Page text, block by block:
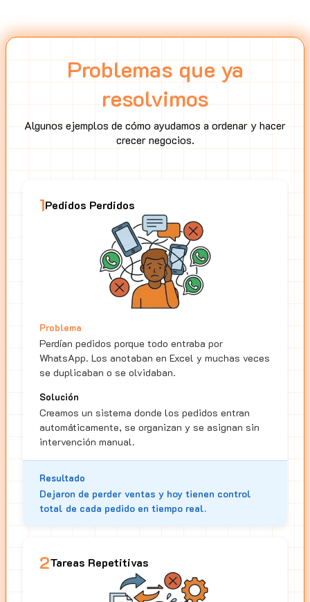
Problemas que ya
resolvimos
Algunos ejemplos de cómo ayudamos a ordenar y hacer
crecer negocios.
1Pedidos Perdidos
Problema
Perdían pedidos porque todo entraba por
WhatsApp. Los anotaban en Excel y muchas veces
se duplicaban o se olvidaban.
Solución
Creamos un sistema donde los pedidos entran
automáticamente, se organizan y se asignan sin
intervención manual.
Resultado
Dejaron de perder ventas y hoy tienen control
total de cada pedido en tiempo real.
2Tareas Repetitivas